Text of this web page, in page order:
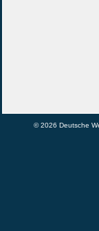
© 2026 Deutsche